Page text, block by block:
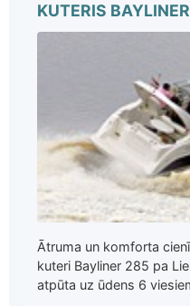
KUTERIS
Ātruma un komforta
kuteri Bayliner 285 pa
atpūta uz ūdens 6